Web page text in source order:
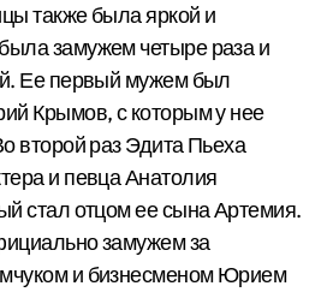
также была яркой и
замужем четыре раза и
Ее первый мужем был
Крымов, с которым у нее
второй раз Эдита Пьеха
и певца Анатолия
стал отцом ее сына Артемия.
замужем за
и бизнесменом Юрием